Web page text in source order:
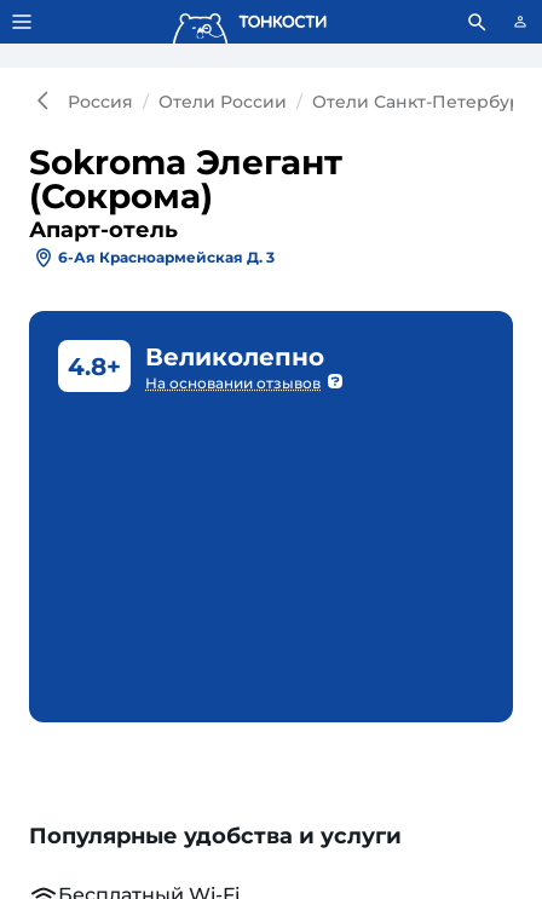
Тонкости используют сookie-файлы. Что это значит?
Россия Отели России Отели Санкт-Петербурга
Sokroma Элегант
(Сокрома)
Апарт-отель
6-Ая Красноармейская Д. 3
4.8+ Великолепно
На основании отзывов
Популярные удобства и услуги